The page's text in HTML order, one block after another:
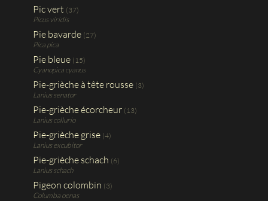
Pic vert (37)
Picus viridis
Pie bavarde (27)
Pica pica
Pie bleue (15)
Cyanopica cyanus
Pie-grièche à tête rousse (3)
Lanius senator
Pie-grièche écorcheur (13)
Lanius collurio
Pie-grièche grise (4)
Lanius excubitor
Pie-grièche schach (6)
Lanius schach
Pigeon colombin (3)
Columba oenas